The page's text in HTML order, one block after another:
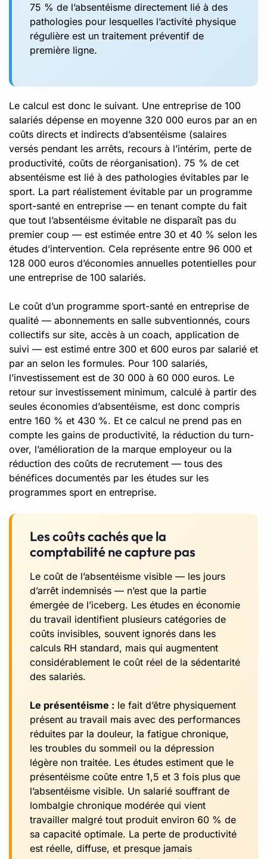
75 % de l’absentéisme directement lié à des
pathologies pour lesquelles l’activité physique
régulière est un traitement préventif de
première ligne.
Le calcul est donc le suivant. Une entreprise de 100
salariés dépense en moyenne 320 000 euros par an en
coûts directs et indirects d’absentéisme (salaires
versés pendant les arrêts, recours à l’intérim, perte de
productivité, coûts de réorganisation). 75 % de cet
absentéisme est lié à des pathologies évitables par le
sport. La part réalistement évitable par un programme
sport-santé en entreprise — en tenant compte du fait
que tout l’absentéisme évitable ne disparaît pas du
premier coup — est estimée entre 30 et 40 % selon les
études d’intervention. Cela représente entre 96 000 et
128 000 euros d’économies annuelles potentielles pour
une entreprise de 100 salariés.
Le coût d’un programme sport-santé en entreprise de
qualité — abonnements en salle subventionnés, cours
collectifs sur site, accès à un coach, application de
suivi — est estimé entre 300 et 600 euros par salarié et
par an selon les formules. Pour 100 salariés,
l’investissement est de 30 000 à 60 000 euros. Le
retour sur investissement minimum, calculé à partir des
seules économies d’absentéisme, est donc compris
entre 160 % et 430 %. Et ce calcul ne prend pas en
compte les gains de productivité, la réduction du turn-
over, l’amélioration de la marque employeur ou la
réduction des coûts de recrutement — tous des
bénéfices documentés par les études sur les
programmes sport en entreprise.
Les coûts cachés que la
comptabilité ne capture pas
Le coût de l’absentéisme visible — les jours
d’arrêt indemnisés — n’est que la partie
émergée de l’iceberg. Les études en économie
du travail identifient plusieurs catégories de
coûts invisibles, souvent ignorés dans les
calculs RH standard, mais qui augmentent
considérablement le coût réel de la sédentarité
des salariés.
Le présentéisme : le fait d’être physiquement
présent au travail mais avec des performances
réduites par la douleur, la fatigue chronique,
les troubles du sommeil ou la dépression
légère non traitée. Les études estiment que le
présentéisme coûte entre 1,5 et 3 fois plus que
l’absentéisme visible. Un salarié souffrant de
lombalgie chronique modérée qui vient
travailler malgré tout produit environ 60 % de
sa capacité optimale. La perte de productivité
est réelle, diffuse, et presque jamais